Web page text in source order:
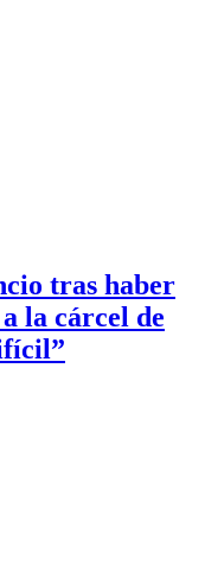
tras haber
la cárcel de